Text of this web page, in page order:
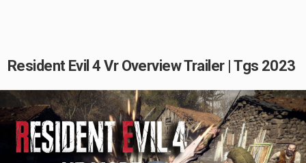
Resident Evil 4 Vr Overview Trailer | Tgs 2023